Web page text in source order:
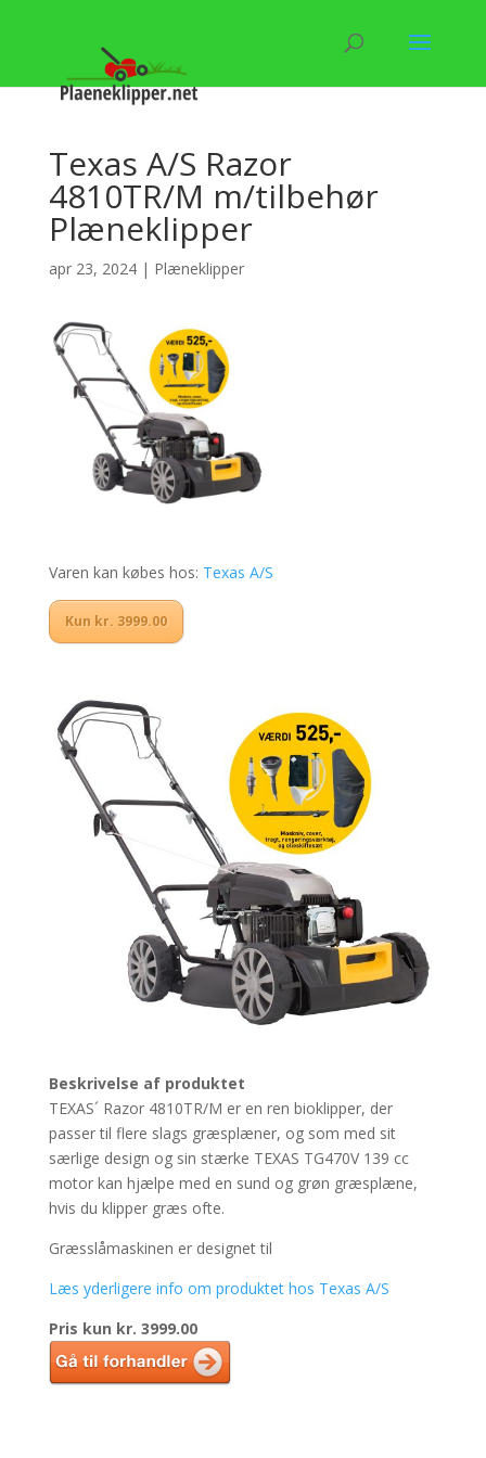
Texas A/S Razor
4810TR/M m/tilbehør
Plæneklipper
apr 23, 2024| Plæneklipper
Varen kan købes hos: Texas A/S
Kun kr. 3999.00
Beskrivelse af produktet
TEXAS´ Razor 4810TR/M er en ren bioklipper, der
passer til flere slags græsplæner, og som med sit
særlige design og sin stærke TEXAS TG470V 139 cc
motor kan hjælpe med en sund og grøn græsplæne,
hvis du klipper græs ofte.
Græsslåmaskinen er designet til
Læs yderligere info om produktet hos Texas A/S
Pris kun kr. 3999.00